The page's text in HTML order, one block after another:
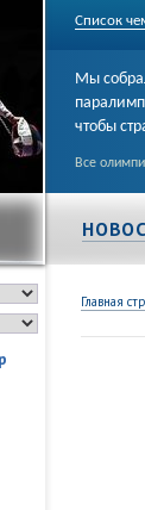
Список
Мы
чтобы
Все
Главная